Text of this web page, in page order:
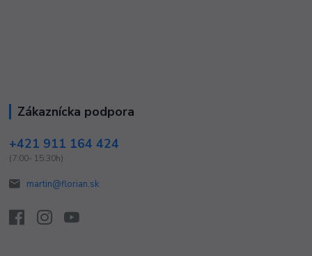
Zákaznícka podpora
+421 911 164 424
(7:00- 15:30h)
martin@florian.sk